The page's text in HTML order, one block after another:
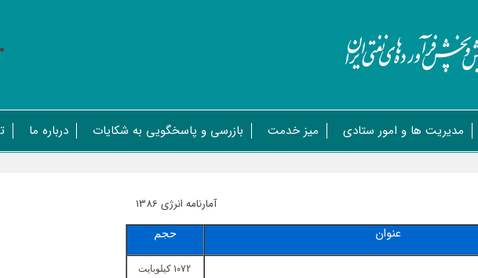
مدیریت ها و امور ستادی میز خدمت بازرسی و پاسخگویی به شکایات درباره ما
آمارنامه انرژی 1386
عنوان حجم
1072 کيلوبايت